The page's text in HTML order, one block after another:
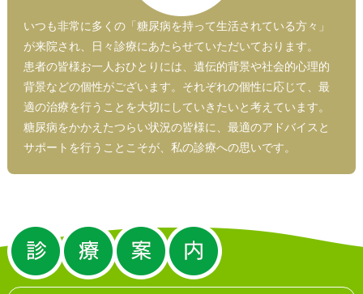
いつも非常に多くの「糖尿病を持って生活されている方々」
が来院され、日々診療にあたらせていただいております。
患者の皆様お一人おひとりには、遺伝的背景や社会的心理的
背景などの個性がございます。それぞれの個性に応じて、最
適の治療を行うことを大切にしていきたいと考えています。
糖尿病をかかえたつらい状況の皆様に、最適のアドバイスと
サポートを行うことこそが、私の診療への思いです。